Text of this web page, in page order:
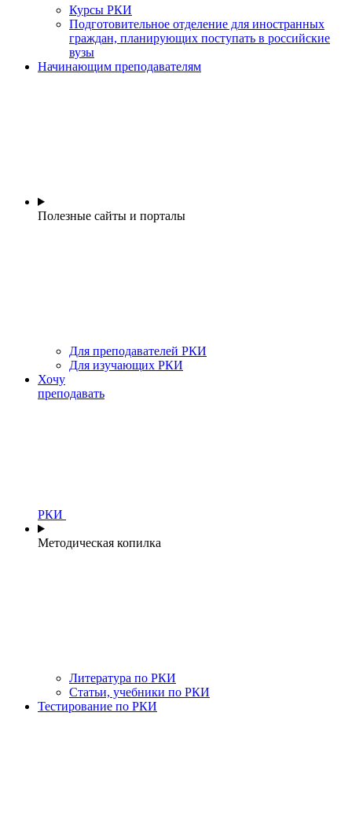
Курсы РКИ
Подготовительное отделение для иностранных
граждан, планирующих поступать в российские
вузы
Начинающим преподавателям
Полезные сайты и порталы
Для преподавателей РКИ
Для изучающих РКИ
Хочу
преподавать
РКИ
Методическая копилка
Литература по РКИ
Статьи, учебники по РКИ
Тестирование по РКИ